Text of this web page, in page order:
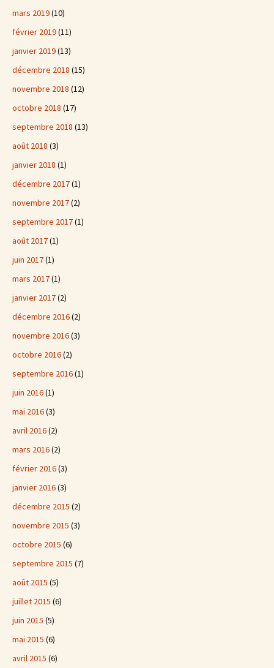
mars 2019(10)
février 2019(11)
janvier 2019(13)
décembre 2018 (15)
novembre 2018 (12)
octobre 2018 (17)
septembre 2018 (13)
août 2018 (3)
janvier 2018 (1)
décembre 2017(1)
novembre 2017(2)
septembre 2017(1)
août 2017(1)
juin 2017(1)
mars 2017(1)
janvier 2017(2)
décembre 2016(2)
novembre 2016(3)
octobre 2016(2)
septembre 2016(1)
juin 2016(1)
mai 2016(3)
avril 2016(2)
mars 2016(2)
février 2016(3)
janvier 2016(3)
décembre 2015 (2)
novembre 2015 (3)
octobre 2015 (6)
septembre 2015 (7)
août 2015 (5)
juillet 2015 (6)
juin 2015 (5)
mai 2015 (6)
avril 2015 (6)